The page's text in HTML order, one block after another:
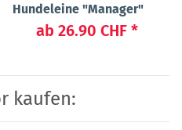
Hundeleine "Manager"
ab 26.90 CHF *
kaufen: